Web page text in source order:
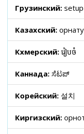
Грузинский: setup
Казахский: орнату
Кхмерский: រៀបចំ
Каннада: ಸೆಟಪ್
Корейский: 설치
Киргизский: